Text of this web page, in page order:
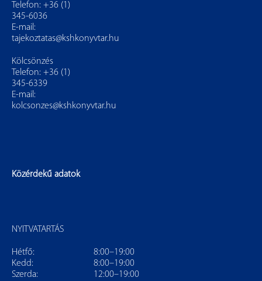
Telefon: +36 (1)
345-6036
E-mail:
tajekoztatas@kshkonyvtar.hu
Kölcsönzés
Telefon: +36 (1)
345-6339
E-mail:
kolcsonzes@kshkonyvtar.hu
Közérdekű adatok
NYITVATARTÁS
Hétfő:
8:00–19:00
Kedd:
8:00–19:00
Szerda:
12:00–19:00